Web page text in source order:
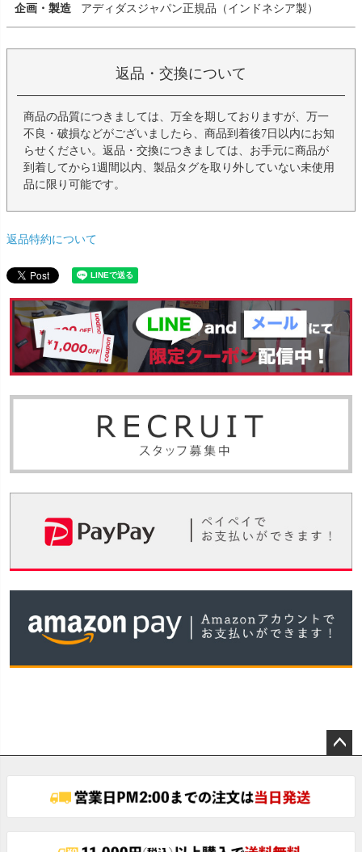
企画・製造 アディダスジャパン正規品（インドネシア製）
返品・交換について
商品の品質につきましては、万全を期しておりますが、万一
不良・破損などがございましたら、商品到着後7日以内にお知
らせください。返品・交換につきましては、お手元に商品が
到着してから1週間以内、製品タグを取り外していない未使用
品に限り可能です。
返品特約について
へ